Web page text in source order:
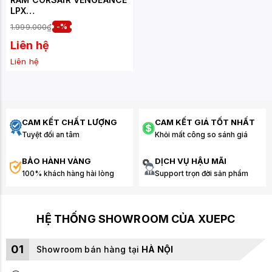
LPX
(CMK16GX4M1D3600C18)
16GB (1X16GB) DDR4
3600MHZ
1.999.000₫ -%
Liên hệ
Liên hệ
CAM KẾT CHẤT LƯỢNG
Tuyệt đối an tâm
CAM KẾT GIÁ TỐT NHẤT
Khỏi mất công so sánh giá
BẢO HÀNH VÀNG
100% khách hàng hài lòng
DỊCH VỤ HẬU MÃI
Support trọn đời sản phẩm
HỆ THỐNG SHOWROOM CỦA XUEPC
01 Showroom bán hàng tại HÀ NỘI